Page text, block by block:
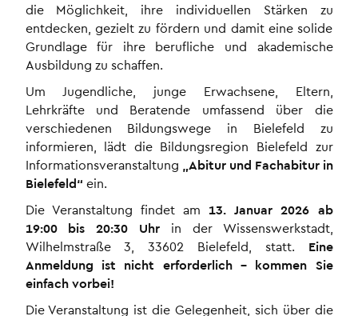
die Möglichkeit, ihre individuellen Stärken zu
entdecken, gezielt zu fördern und damit eine solide
Grundlage für ihre berufliche und akademische
Ausbildung zu schaffen.
Um Jugendliche, junge Erwachsene, Eltern,
Lehrkräfte und Beratende umfassend über die
verschiedenen Bildungswege in Bielefeld zu
informieren, lädt die Bildungsregion Bielefeld zur
Informationsveranstaltung
„Abitur und Fachabitur in
Bielefeld“ ein.
Die Veranstaltung findet am 13. Januar 2026 ab
19:00 bis 20:30 Uhr in der Wissenswerkstadt,
Wilhelmstraße 3, 33602 Bielefeld, statt. Eine
Anmeldung ist nicht erforderlich – kommen Sie
einfach vorbei!
Die Veranstaltung ist die Gelegenheit, sich über die